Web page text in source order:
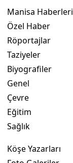
Manisa Haberleri
Özel Haber
Röportajlar
Taziyeler
Biyografiler
Genel
Çevre
Eğitim
Sağlık
Köşe Yazarları